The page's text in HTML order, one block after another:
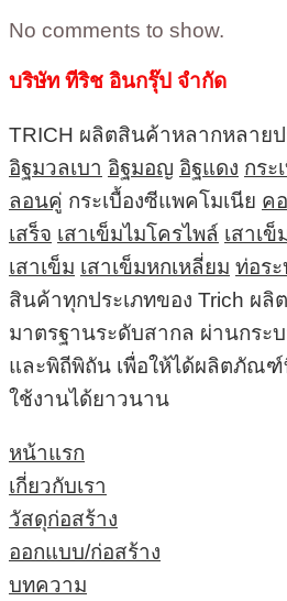
No comments to show.
บริษัท ทีริช อินกรุ๊ป จำกัด
TRICH ผลิตสินค้าหลากหลายป
อิฐมวลเบา อิฐมอญ อิฐแดง กระ
ลอนคู่ กระเบื้องซีแพคโมเนีย ค
เสร็จ เสาเข็มไมโครไพล์ เสาเข็
เสาเข็ม เสาเข็มหกเหลี่ยม ท่อร
สินค้าทุกประเภทของ Trich ผ
มาตรฐานระดับสากล ผ่านกระ
และพิถีพิถัน เพื่อให้ได้ผลิตภัณ
ใช้งานได้ยาวนาน
หน้าแรก
เกี่ยวกับเรา
วัสดุก่อสร้าง
ออกแบบ/ก่อสร้าง
บทความ